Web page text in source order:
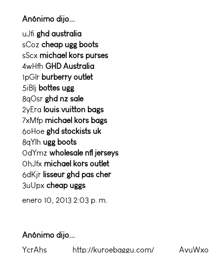
Anónimo dijo...
uJfi ghd australia
sCoz cheap ugg boots
sScx michael kors purses
4wHfh GHD Australia
1pGlr burberry outlet
5iBlj bottes ugg
8qOsr ghd nz sale
2yEra louis vuitton bags
7xMfp michael kors bags
6oHoe ghd stockists uk
8qYlh ugg boots
0dYmz wholesale nfl jerseys
0hJfx michael kors outlet
6dKjr lisseur ghd pas cher
3uUpx cheap uggs
enero 10, 2013 2:03 p. m.
Anónimo dijo...
YcrAhs http://kuroebaggu.com/ AvuWxo